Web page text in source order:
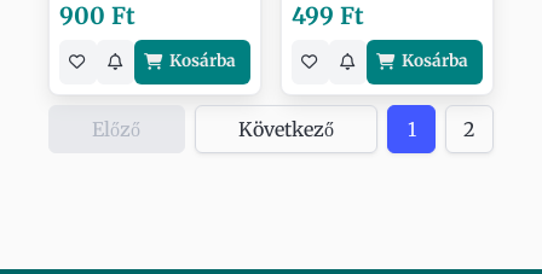
900 Ft
Kosárba
499 Ft
Kosárba
Előző Következő 1 2